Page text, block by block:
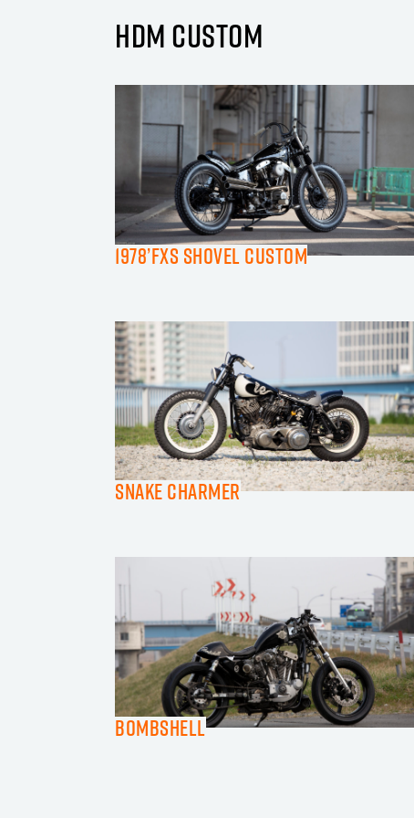
HDM CUSTOM
1978’FXS SHOVEL CUSTOM
SNAKE CHARMER
Bombshell